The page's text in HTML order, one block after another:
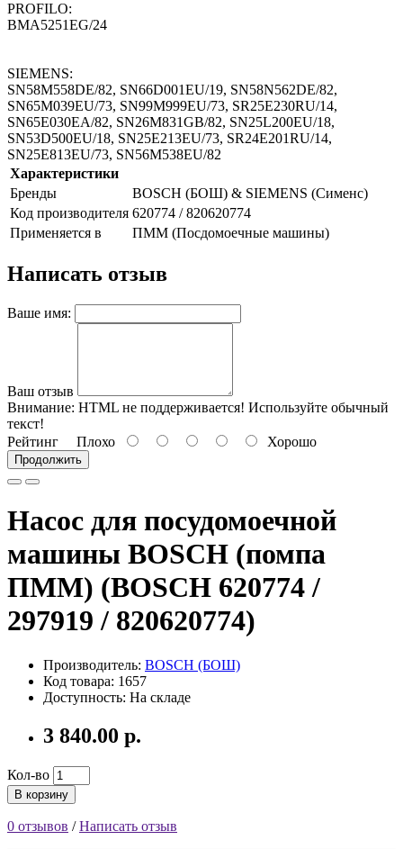
PROFILO:
BMA5251EG/24
SIEMENS:
SN58M558DE/82, SN66D001EU/19, SN58N562DE/82,
SN65M039EU/73, SN99M999EU/73, SR25E230RU/14,
SN65E030EA/82, SN26M831GB/82, SN25L200EU/18,
SN53D500EU/18, SN25E213EU/73, SR24E201RU/14,
SN25E813EU/73, SN56M538EU/82
Характеристики
Бренды
BOSCH (БОШ) & SIEMENS (Сименс)
Код производителя 620774 / 820620774
Применяется в
ПММ (Посдомоечные машины)
Написать отзыв
Ваше имя:
Ваш отзыв
Внимание: HTML не поддерживается! Используйте обычный
текст!
Рейтинг Плохо Хорошо
Продолжить
Насос для посудомоечной
машины BOSCH (помпа
ПММ) (BOSCH 620774 /
297919 / 820620774)
Производитель: BOSCH (БОШ)
Код товара: 1657
Доступность: На складе
3 840.00 р.
Кол-во
В корзину
0 отзывов /Написать отзыв